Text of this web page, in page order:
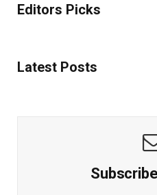
Editors Picks
Latest Posts